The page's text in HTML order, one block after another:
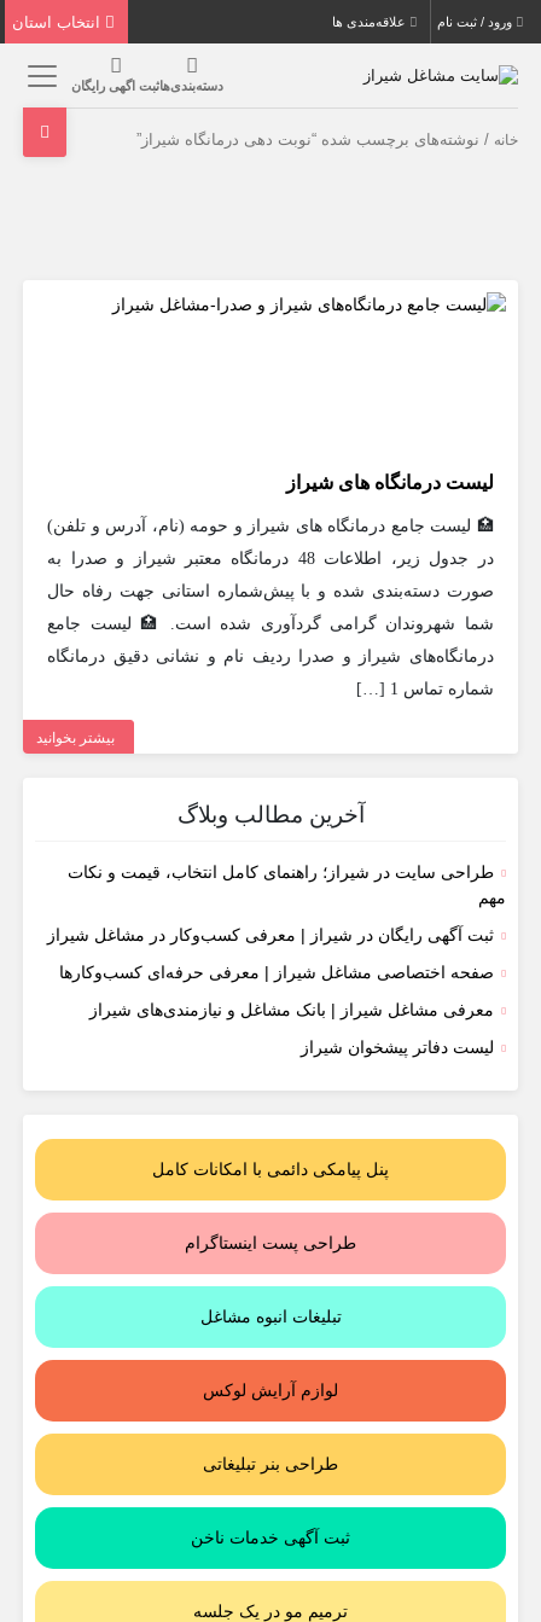
ورود / ثبت نام علاقه‌مندی ها
دسته‌بندی‌هاثبت اگهی رایگان
خانه / نوشته‌های برچسب شده “نوبت دهی درمانگاه شیراز”
لیست درمانگاه های شیراز
🏥 لیست جامع درمانگاه های شیراز و حومه (نام، آدرس و تلفن)
در جدول زیر، اطلاعات 48 درمانگاه معتبر شیراز و صدرا به
صورت دسته‌بندی شده و با پیش‌شماره استانی جهت رفاه حال
شما شهروندان گرامی گردآوری شده است. 🏥 لیست جامع
درمانگاه‌های شیراز و صدرا ردیف نام و نشانی دقیق درمانگاه
شماره تماس 1 […]
بیشتر بخوانید
آخرین مطالب وبلاگ
طراحی سایت در شیراز؛ راهنمای کامل انتخاب، قیمت و نکات
مهم
ثبت آگهی رایگان در شیراز | معرفی کسب‌وکار در مشاغل شیراز
صفحه اختصاصی مشاغل شیراز | معرفی حرفه‌ای کسب‌وکارها
معرفی مشاغل شیراز | بانک مشاغل و نیازمندی‌های شیراز
لیست دفاتر پیشخوان شیراز
پنل پیامکی دائمی با امکانات کامل
طراحی پست اینستاگرام
تبلیغات انبوه مشاغل
لوازم آرایش لوکس
طراحی بنر تبلیغاتی
ثبت آگهی خدمات ناخن
ترمیم مو در یک جلسه